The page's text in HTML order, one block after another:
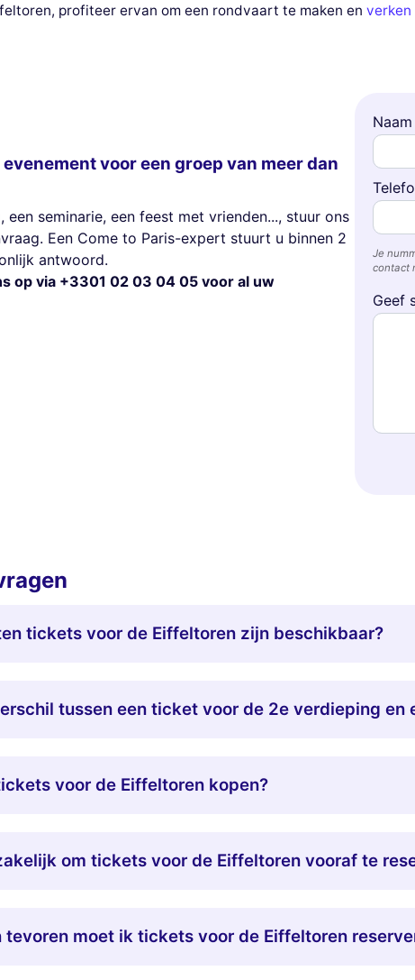
profiteer ervan om een ​​rondvaart te maken en verken
voor een groep van meer dan
een seminarie, een feest met vrienden..., stuur ons
Een Come to Paris-expert stuurt u binnen 2
antwoord.
op via +3301 02 03 04 05 voor al uw
Je
contact
Geef
tickets voor de Eiffeltoren zijn beschikbaar?
tussen een ticket voor de 2e verdieping
voor de Eiffeltoren kopen?
om tickets voor de Eiffeltoren vooraf te
tevoren moet ik tickets voor de Eiffeltoren